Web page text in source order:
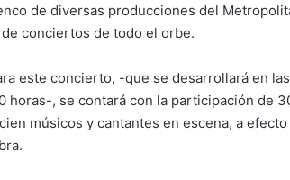
de diversas producciones del
conciertos de todo el orbe.
este concierto, -que se desarrollará en
horas-, se contará con la participación de
músicos y cantantes en escena, a